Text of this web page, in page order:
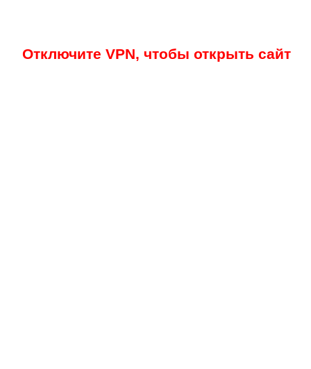
Отключите VPN, чтобы открыть сайт